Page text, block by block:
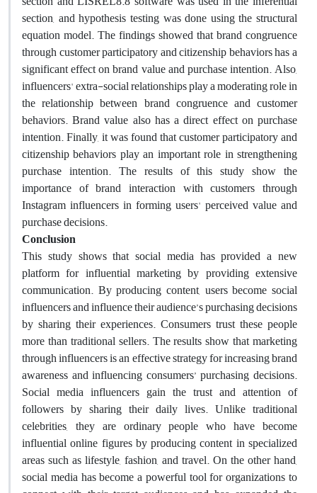
section, and hypothesis testing was done using the structural
equation model. The findings showed that brand congruence
through customer participatory and citizenship behaviors has a
significant effect on brand value and purchase intention. Also,
influencers' extra-social relationships play a moderating role in
the relationship between brand congruence and customer
behaviors. Brand value also has a direct effect on purchase
intention. Finally, it was found that customer participatory and
citizenship behaviors play an important role in strengthening
purchase intention. The results of this study show the
importance of brand interaction with customers through
Instagram influencers in forming users' perceived value and
purchase decisions.
Conclusion
This study shows that social media has provided a new
platform for influential marketing by providing extensive
communication. By producing content, users become social
influencers and influence their audience’s purchasing decisions
by sharing their experiences. Consumers trust these people
more than traditional sellers. The results show that marketing
through influencers is an effective strategy for increasing brand
awareness and influencing consumers’ purchasing decisions.
Social media influencers gain the trust and attention of
followers by sharing their daily lives. Unlike traditional
celebrities, they are ordinary people who have become
influential online figures by producing content in specialized
areas such as lifestyle, fashion, and travel. On the other hand,
social media has become a powerful tool for organizations to